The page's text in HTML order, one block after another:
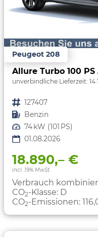
PARKEN
Peugeot 208
unverbindliche Lieferzeit:
Fahrzeugnr. 127407
Kraftstoff Benzin
Leistung 74 kW (101 PS)
01.08.2026
18.890,– €
incl. 19% MwSt.
Verbrauch
CO2-Klasse: D
CO2-Emissionen: